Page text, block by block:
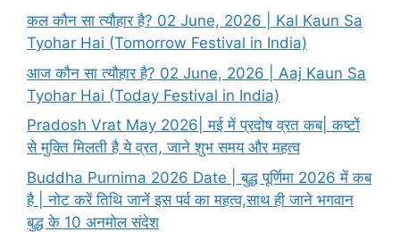
कल कौन सा त्यौहार है? 02 June, 2026 | Kal Kaun Sa
Tyohar Hai (Tomorrow Festival in India)
आज कौन सा त्यौहार है? 02 June, 2026 | Aaj Kaun Sa
Tyohar Hai (Today Festival in India)
Pradosh Vrat May 2026| मई में प्रदोष व्रत कब| कष्टों
से मुक्ति मिलती है ये व्रत, जाने शुभ समय और महत्व
Buddha Purnima 2026 Date | बुद्ध पूर्णिमा 2026 में कब
है | नोट करें तिथि जानें इस पर्व का महत्व,साथ ही जाने भगवान
बुद्ध के 10 अनमोल संदेश